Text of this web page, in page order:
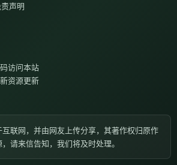
声明
访问本站
资源更新
联网，并由网友上传分享，其著作权归原作
请来信告知，我们将及时处理。